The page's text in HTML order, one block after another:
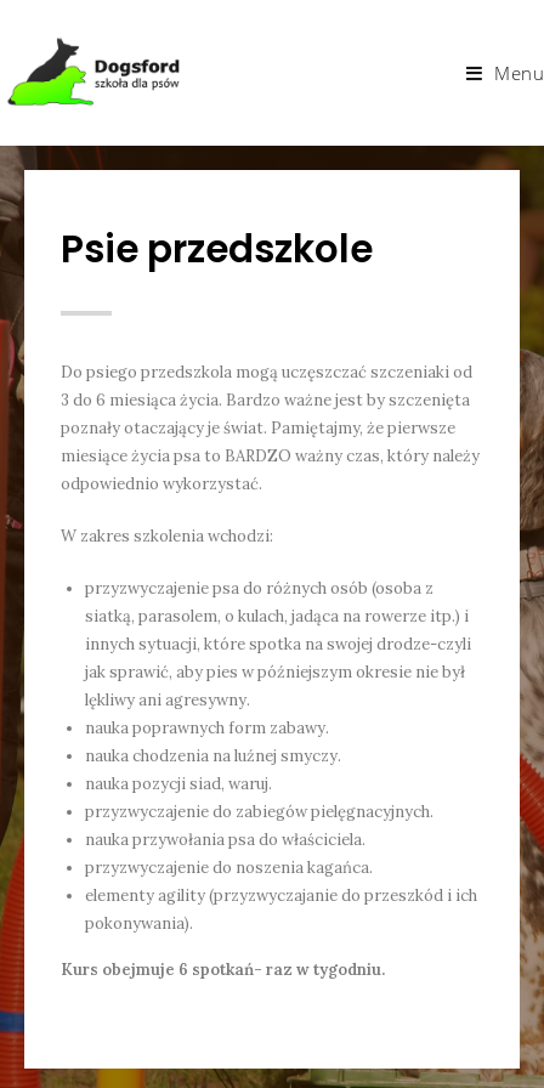
Menu
Psie przedszkole
Do psiego przedszkola mogą uczęszczać szczeniaki od
3 do 6 miesiąca życia. Bardzo ważne jest by szczenięta
poznały otaczający je świat. Pamiętajmy, że pierwsze
miesiące życia psa to BARDZO ważny czas, który należy
odpowiednio wykorzystać.
W zakres szkolenia wchodzi:
przyzwyczajenie psa do różnych osób (osoba z
siatką, parasolem, o kulach, jadąca na rowerze itp.) i
innych sytuacji, które spotka na swojej drodze-czyli
jak sprawić, aby pies w późniejszym okresie nie był
lękliwy ani agresywny.
nauka poprawnych form zabawy.
nauka chodzenia na luźnej smyczy.
nauka pozycji siad, waruj.
przyzwyczajenie do zabiegów pielęgnacyjnych.
nauka przywołania psa do właściciela.
przyzwyczajenie do noszenia kagańca.
elementy agility (przyzwyczajanie do przeszkód i ich
pokonywania).
Kurs obejmuje 6 spotkań- raz w tygodniu.